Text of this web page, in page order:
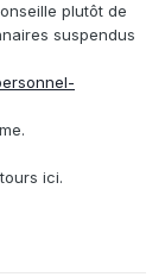
plutôt de
suspendus
ici.